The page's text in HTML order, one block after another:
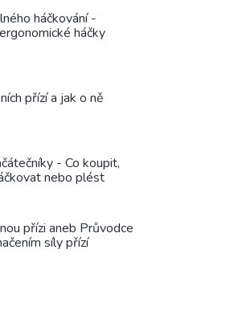
háčkování -
háčky
přízí a jak o ně
- Co koupit,
nebo plést
přízi aneb Průvodce
síly přízí